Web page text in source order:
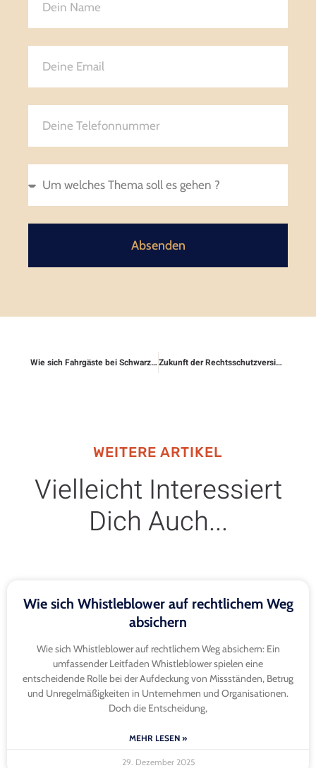
Absenden
Wie sich Fahrgäste bei Schwarzfahrvorwürfen absichern Zukunft der Rechtsschutzversicherung – wohin geht’s?
WEITERE ARTIKEL
Vielleicht Interessiert
Dich Auch...
Wie sich Whistleblower auf rechtlichem Weg
absichern
Wie sich Whistleblower auf rechtlichem Weg absichern: Ein
umfassender Leitfaden Whistleblower spielen eine
entscheidende Rolle bei der Aufdeckung von Missständen, Betrug
und Unregelmäßigkeiten in Unternehmen und Organisationen.
Doch die Entscheidung,
MEHR LESEN »
29. Dezember 2025